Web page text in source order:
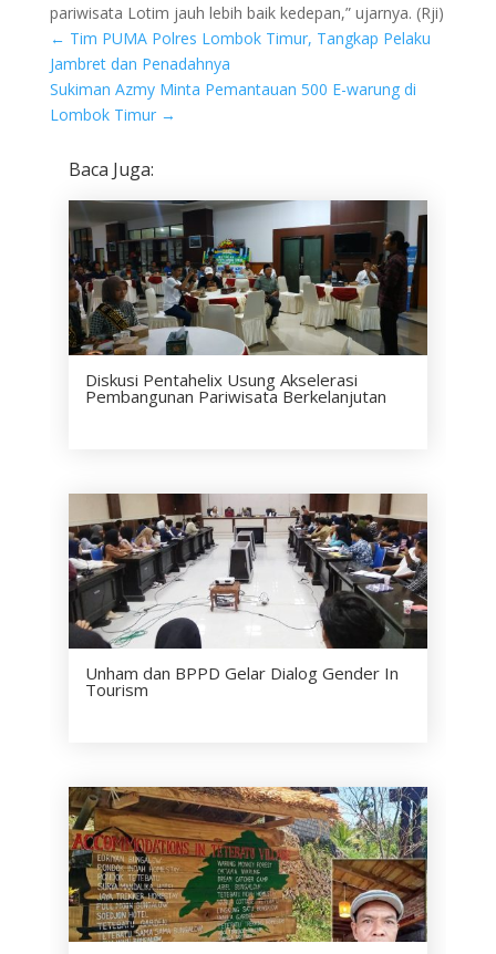
pariwisata Lotim jauh lebih baik kedepan,” ujarnya. (Rji)
← Tim PUMA Polres Lombok Timur, Tangkap Pelaku
Jambret dan Penadahnya
Sukiman Azmy Minta Pemantauan 500 E-warung di
Lombok Timur →
Baca Juga:
Diskusi Pentahelix Usung Akselerasi
Pembangunan Pariwisata Berkelanjutan
Unham dan BPPD Gelar Dialog Gender In
Tourism